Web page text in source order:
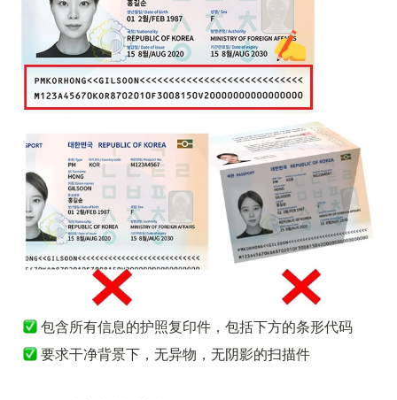
包含所有信息的护照复印件，包括下方的条形代码
要求干净背景下，无异物，无阴影的扫描件